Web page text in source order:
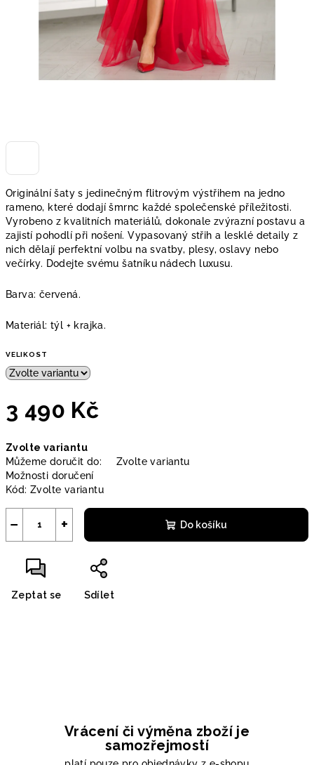
Originální šaty s jedinečným flitrovým výstřihem na jedno
rameno, které dodají šmrnc každé společenské příležitosti.
Vyrobeno z kvalitních materiálů, dokonale zvýrazní postavu a
zajistí pohodlí při nošení. Vypasovaný střih a lesklé detaily z
nich dělají perfektní volbu na svatby, plesy, oslavy nebo
večírky. Dodejte svému šatníku nádech luxusu.
Barva: červená.
Materiál: týl + krajka.
VELIKOST
3 490 Kč
cena:
Zvolte variantu
Můžeme doručit do:
Zvolte variantu
Možnosti doručení
Kód: Zvolte variantu
+
− Do košíku
Zeptat se Sdílet
Vrácení či výměna zboží je
samozřejmostí